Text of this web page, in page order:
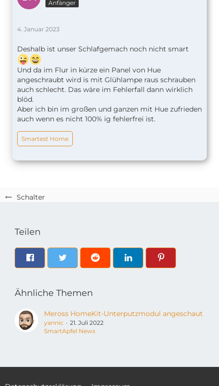
Schalter
Anfänger
4. Januar 2023
Deshalb ist unser Schlafgemach noch nicht smart
Und da im Flur in kürze ein Panel von Hue
angeschraubt wird is mit Glühlampe raus schrauben
auch schlecht. Das wäre im Fehlerfall dann wirklich
blöd.
Aber ich bin im großen und ganzen mit Hue zufrieden
auch wenn es nicht 100% ig fehlerfrei ist.
Smartest Home
Teilen
Ähnliche Themen
Meross HomeKit-Unterputzmodul angeschaut
yannic
21. Juli 2022
SmartApfel News